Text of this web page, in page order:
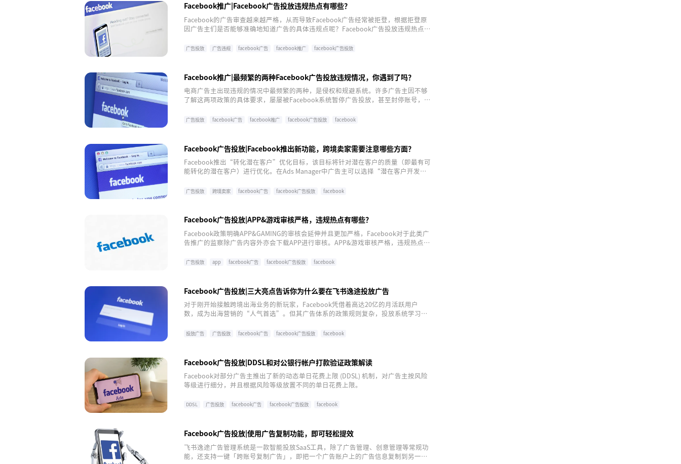
Facebook推广|Facebook广告投放违规热点有哪些？
Facebook的广告审查越来越严格，从而导致Facebook广告经常被拒登，根据拒登原
因广告主们是否能够准确地知道广告的具体违规点呢？Facebook广告投放违规热点有
广告投放 广告违规 facebook广告 facebook推广
facebook广告投放
Facebook推广|最频繁的两种Facebook广告投放违规情况，你遇到了吗？
电商广告主出现违规的情况中最频繁的两种，是侵权和规避系统。许多广告主因不够
了解这两项政策的具体要求，屡屡被Facebook系统暂停广告投放，甚至封停账号，对
广告投放 facebook广告 facebook推广 facebook广告投放 facebook
Facebook广告投放|Facebook推出新功能，跨境卖家需要注意哪些方面？
Facebook推出“转化潜在客户”优化目标，该目标将针对潜在客户的质量（即最有可
能转化的潜在客户）进行优化。在Ads Manager中广告主可以选择“潜在客户开发”
户”。
广告投放 跨境卖家 facebook广告 facebook广告投放 facebook
Facebook广告投放|APP&游戏审核严格，违规热点有哪些？
Facebook政策明确APP&GAMING的审核会延伸并且更加严格，Facebook对于此类广
告推广的监察除广告内容外亦会下载APP进行审核。APP&游戏审核严格，违规热点有
广告投放 app facebook广告 facebook广告投放 facebook
Facebook广告投放|三大亮点告诉你为什么要在飞书逸途投放广告
对于刚开始接触跨境出海业务的新玩家，Facebook凭借着高达20亿的月活跃用户
数，成为出海营销的“人气首选”。但其广告体系的政策规则复杂，投放系统学习门
什么要在飞书逸途投放广告。
投放广告 广告投放 facebook广告 facebook广告投放 facebook
Facebook广告投放|DDSL和对公银行帐户打款验证政策解读
Facebook对部分广告主推出了新的动态单日花费上限 (DDSL) 机制，对广告主按风险
等级进行细分，并且根据风险等级放置不同的单日花费上限。
DDSL 广告投放 facebook广告 facebook广告投放 facebook
Facebook广告投放|使用广告复制功能，即可轻松提效
飞书逸途广告管理系统是一款智能投放SaaS工具，除了广告管理、创意管理等常规功
能，还支持一键「跨账号复制广告」，即把一个广告账户上的广告信息复制到另一个